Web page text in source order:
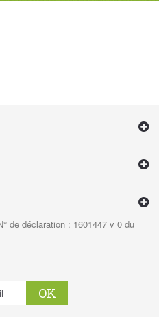
de déclaration : 1601447 v 0 du
OK